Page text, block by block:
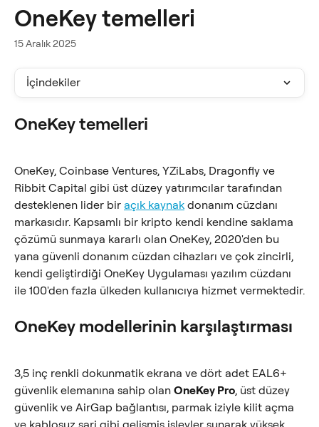
OneKey temelleri
15 Aralık 2025
İçindekiler
OneKey temelleri
OneKey, Coinbase Ventures, YZiLabs, Dragonfly ve
Ribbit Capital gibi üst düzey yatırımcılar tarafından
desteklenen lider bir açık kaynak donanım cüzdanı
markasıdır. Kapsamlı bir kripto kendi kendine saklama
çözümü sunmaya kararlı olan OneKey, 2020'den bu
yana güvenli donanım cüzdan cihazları ve çok zincirli,
kendi geliştirdiği OneKey Uygulaması yazılım cüzdanı
ile 100'den fazla ülkeden kullanıcıya hizmet vermektedir.
OneKey modellerinin karşılaştırması
3,5 inç renkli dokunmatik ekrana ve dört adet EAL6+
güvenlik elemanına sahip olan OneKey Pro, üst düzey
güvenlik ve AirGap bağlantısı, parmak iziyle kilit açma